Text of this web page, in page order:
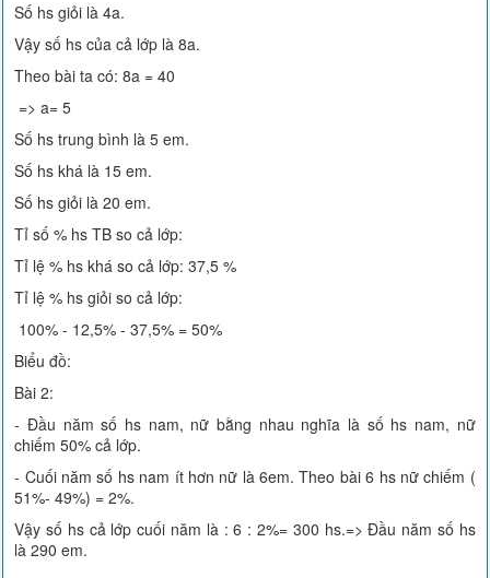
Số hs giỏi là 4a.
Vậy số hs của cả lớp là 8a.
Theo bài ta có: 8a = 40
=> a= 5
Số hs trung bình là 5 em.
Số hs khá là 15 em.
Số hs giỏi là 20 em.
Tỉ số % hs TB so cả lớp:
Tỉ lệ % hs khá so cả lớp: 37,5 %
Tỉ lệ % hs giỏi so cả lớp:
100% - 12,5% - 37,5% = 50%
Biểu đồ:
Bài 2:
- Đầu năm số hs nam, nữ bằng nhau nghĩa là số hs nam, nữ
chiếm 50% cả lớp.
- Cuối năm số hs nam ít hơn nữ là 6em. Theo bài 6 hs nữ chiếm (
51%- 49%) = 2%.
Vậy số hs cả lớp cuối năm là : 6 : 2%= 300 hs.=> Đầu năm số hs
là 290 em.